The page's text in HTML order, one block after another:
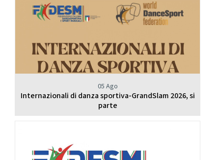
05 Ago
Internazionali di danza sportiva-GrandSlam 2026, si
parte